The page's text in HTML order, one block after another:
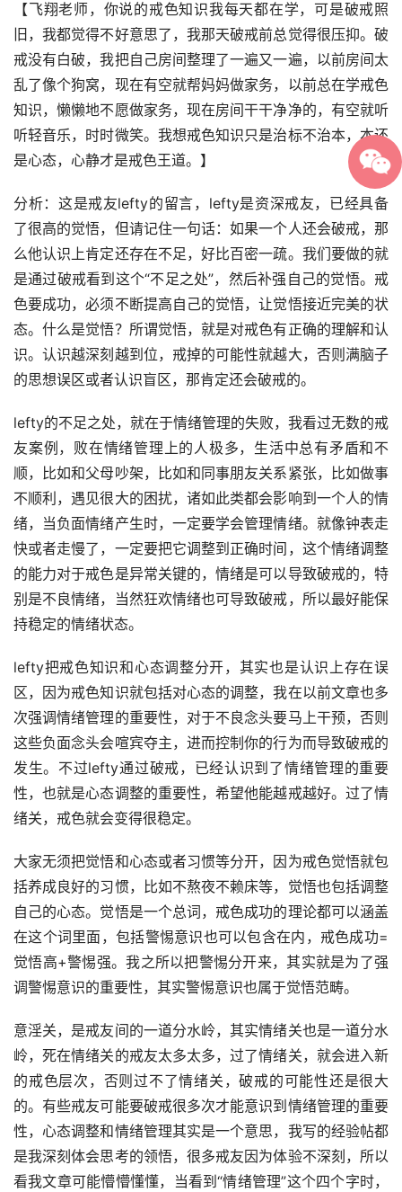
【飞翔老师，你说的戒色知识我每天都在学，可是破戒照
旧，我都觉得不好意思了，我那天破戒前总觉得很压抑。破
戒没有白破，我把自己房间整理了一遍又一遍，以前房间太
乱了像个狗窝，现在有空就帮妈妈做家务，以前总在学戒色
知识，懒懒地不愿做家务，现在房间干干净净的，有空就听
听轻音乐，时时微笑。我想戒色知识只是治标不治本，本还
是心态，心静才是戒色王道。】
分析：这是戒友lefty的留言，lefty是资深戒友，已经具备
了很高的觉悟，但请记住一句话：如果一个人还会破戒，那
么他认识上肯定还存在不足，好比百密一疏。我们要做的就
是通过破戒看到这个“不足之处”，然后补强自己的觉悟。戒
色要成功，必须不断提高自己的觉悟，让觉悟接近完美的状
态。什么是觉悟？所谓觉悟，就是对戒色有正确的理解和认
识。认识越深刻越到位，戒掉的可能性就越大，否则满脑子
的思想误区或者认识盲区，那肯定还会破戒的。
lefty的不足之处，就在于情绪管理的失败，我看过无数的戒
友案例，败在情绪管理上的人极多，生活中总有矛盾和不
顺，比如和父母吵架，比如和同事朋友关系紧张，比如做事
不顺利，遇见很大的困扰，诸如此类都会影响到一个人的情
绪，当负面情绪产生时，一定要学会管理情绪。就像钟表走
快或者走慢了，一定要把它调整到正确时间，这个情绪调整
的能力对于戒色是异常关键的，情绪是可以导致破戒的，特
别是不良情绪，当然狂欢情绪也可导致破戒，所以最好能保
持稳定的情绪状态。
lefty把戒色知识和心态调整分开，其实也是认识上存在误
区，因为戒色知识就包括对心态的调整，我在以前文章也多
次强调情绪管理的重要性，对于不良念头要马上干预，否则
这些负面念头会喧宾夺主，进而控制你的行为而导致破戒的
发生。不过lefty通过破戒，已经认识到了情绪管理的重要
性，也就是心态调整的重要性，希望他能越戒越好。过了情
绪关，戒色就会变得很稳定。
大家无须把觉悟和心态或者习惯等分开，因为戒色觉悟就包
括养成良好的习惯，比如不熬夜不赖床等，觉悟也包括调整
自己的心态。觉悟是一个总词，戒色成功的理论都可以涵盖
在这个词里面，包括警惕意识也可以包含在内，戒色成功=
觉悟高+警惕强。我之所以把警惕分开来，其实就是为了强
调警惕意识的重要性，其实警惕意识也属于觉悟范畴。
意淫关，是戒友间的一道分水岭，其实情绪关也是一道分水
岭，死在情绪关的戒友太多太多，过了情绪关，就会进入新
的戒色层次，否则过不了情绪关，破戒的可能性还是很大
的。有些戒友可能要破戒很多次才能意识到情绪管理的重要
性，心态调整和情绪管理其实是一个意思，我写的经验帖都
是我深刻体会思考的领悟，很多戒友因为体验不深刻，所以
看我文章可能懵懵懂懂，当看到“情绪管理”这个四个字时，